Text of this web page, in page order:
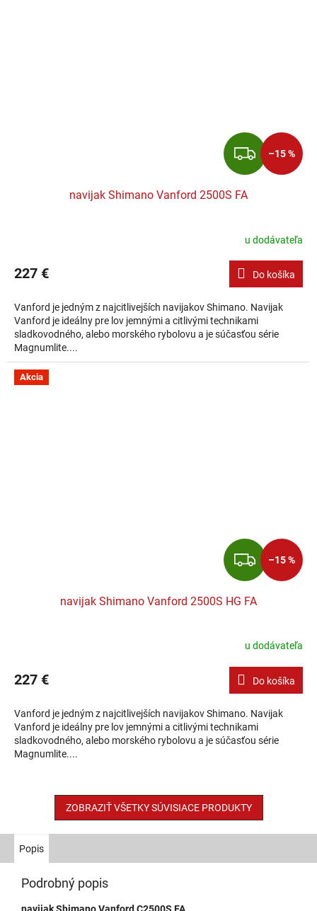
–15 %
navijak Shimano Vanford 2500S FA
u dodávateľa
227 € Do košíka
Vanford je jedným z najcitlivejších navijakov Shimano. Navijak
Vanford je ideálny pre lov jemnými a citlivými technikami
sladkovodného, alebo morského rybolovu a je súčasťou série
Magnumlite....
Akcia
–15 %
navijak Shimano Vanford 2500S HG FA
u dodávateľa
227 € Do košíka
Vanford je jedným z najcitlivejších navijakov Shimano. Navijak
Vanford je ideálny pre lov jemnými a citlivými technikami
sladkovodného, alebo morského rybolovu a je súčasťou série
Magnumlite....
ZOBRAZIŤ VŠETKY SÚVISIACE PRODUKTY
Popis
Podrobný popis